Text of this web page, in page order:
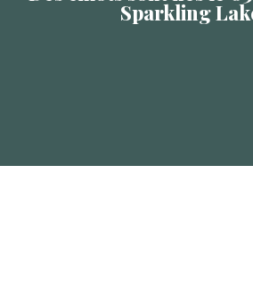
Sparkling